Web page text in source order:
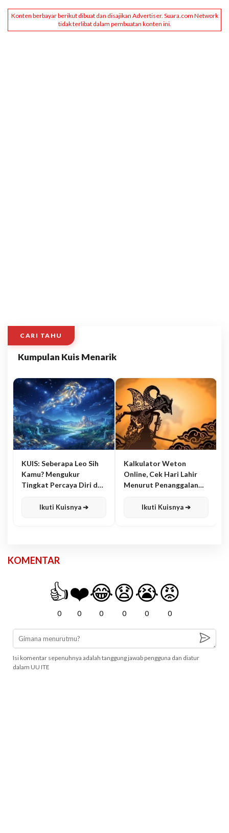
CARI TAHU
Kumpulan Kuis Menarik
KUIS: Seberapa Leo Sih
Kamu? Mengukur
Tingkat Percaya Diri dan
Ikuti Kuisnya ➔
Kalkulator Weton
Online, Cek Hari Lahir
Menurut Penanggalan
Ikuti Kuisnya ➔
KOMENTAR
👍
0
❤️
0
😂
0
😧
0
😭
0
😡
0
Isi komentar sepenuhnya adalah tanggung jawab pengguna dan diatur
dalam UU ITE